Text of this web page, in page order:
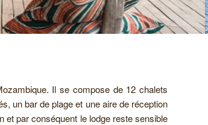
Il se compose de 12 chalets
un bar de plage et une aire de réception
et par conséquent le lodge reste sensible